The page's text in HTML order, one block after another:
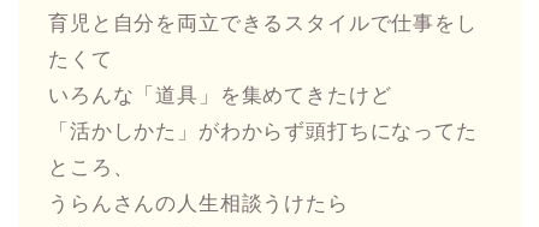
育児と自分を両立できるスタイルで仕事をし
たくて
いろんな「道具」を集めてきたけど
「活かしかた」がわからず頭打ちになってた
ところ、
うらんさんの人生相談うけたら